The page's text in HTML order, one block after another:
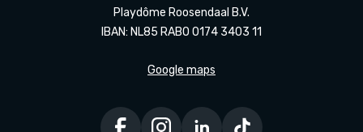
Playdôme Roosendaal B.V.
IBAN: NL85 RABO 0174 3403 11
Google maps